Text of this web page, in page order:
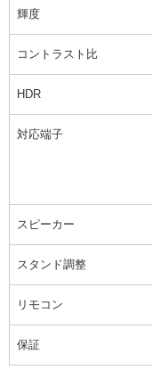
輝度
コントラスト比
HDR
対応端子
スピーカー
スタンド調整
リモコン
保証